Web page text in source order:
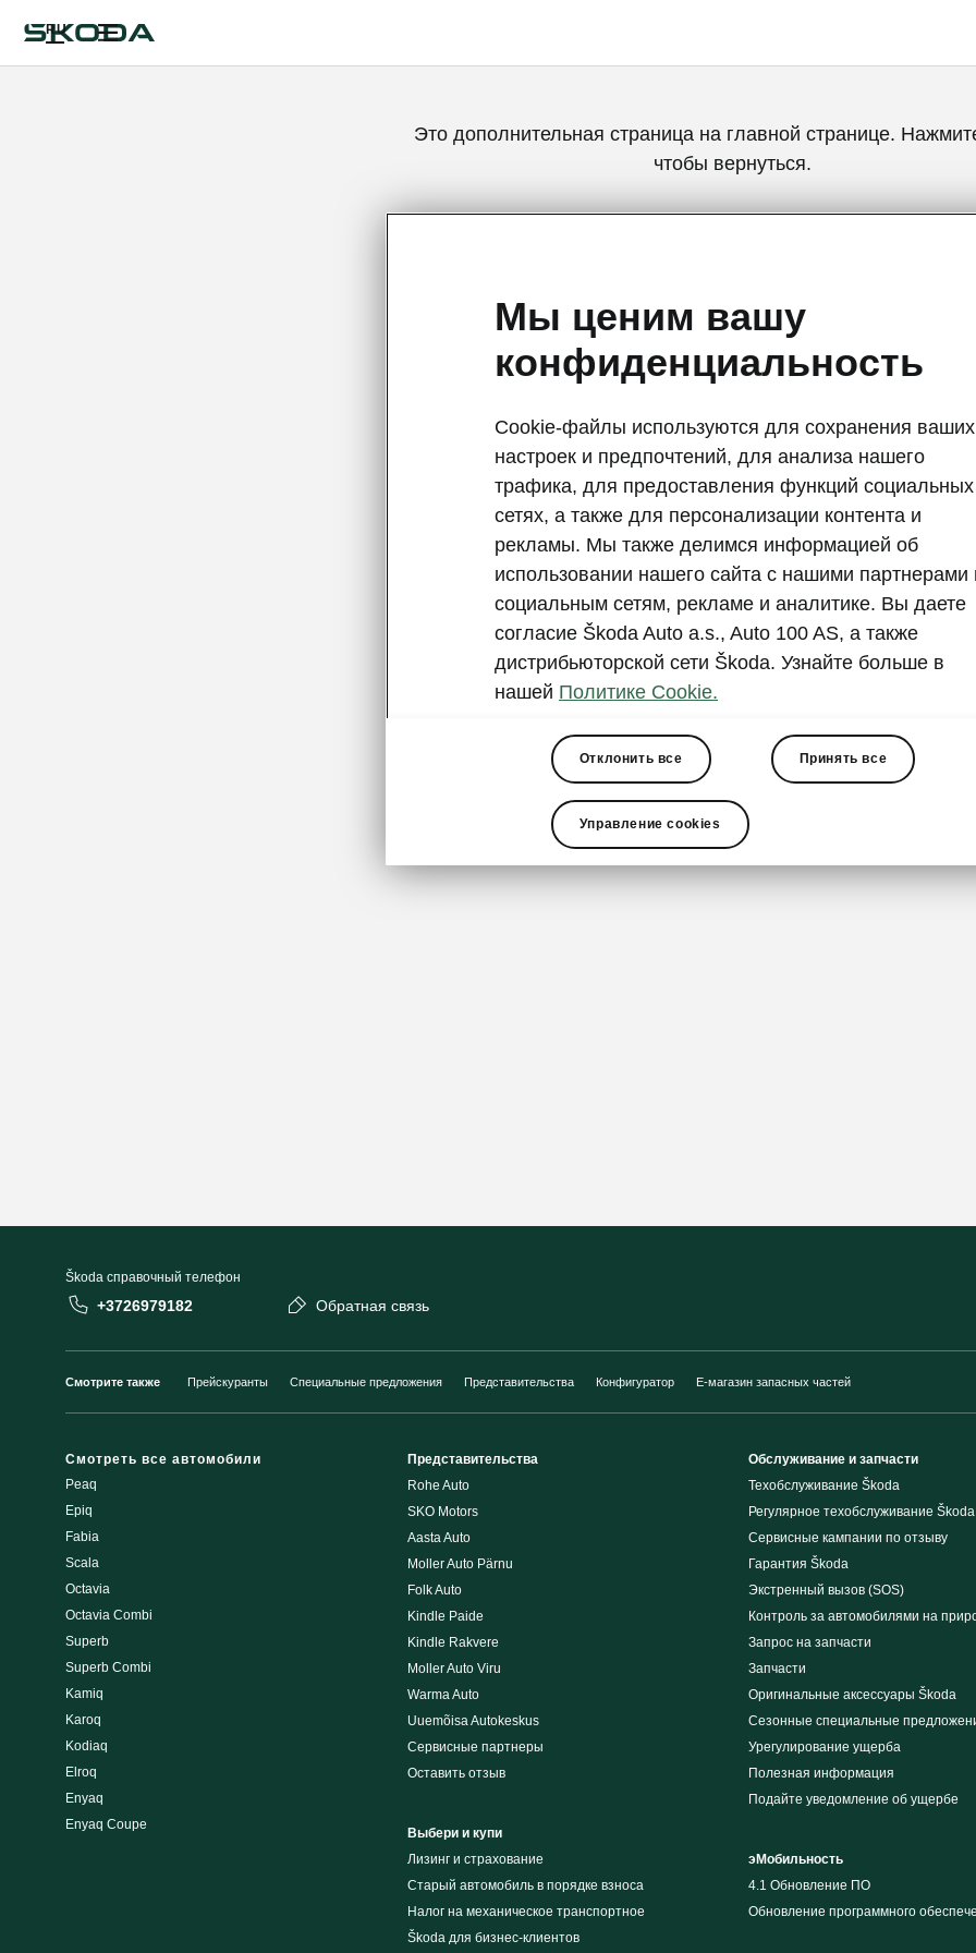
RU
Это дополнительная страница на главной странице.
чтобы вернуться.
Внутренние
Всегда
Большое
автомобилей
много –
чтобы они
практичные
багажного
ификсаторы
всегда
Škoda cправочный телефон
+3726979182 Обратная связь
Смотрите также Прейскуранты Специальные предложения Представительства Конфигуратор E-магазин запасных частей
Смотреть все автомобили
Peaq
Epiq
Fabia
Scala
Octavia
Octavia Combi
Superb
Superb Combi
Kamiq
Karoq
Kodiaq
Elroq
Enyaq
Enyaq Coupe
Представительства
Rohe Auto
SKO Motors
Aasta Auto
Moller Auto Pärnu
Folk Auto
Kindle Paide
Kindle Rakvere
Moller Auto Viru
Warma Auto
Uuemõisa Autokeskus
Сервисные партнеры
Оставить отзыв
Выбери и купи
Лизинг и cтрахование
Cтарый автомобиль в порядке взноса
Налог на механическое транспортное
Škoda для бизнес-клиентов
Обслуживание и запчасти
Техобслуживание Škoda
Регулярное техобслуживание Škoda
Сервисные кампании по отзыву
Гарантия Škoda
Экстренный вызов (SOS)
Контроль за автомобилями на
Запрос на запчасти
Запчасти
Оригинальные аксессуары Škoda
Сезонные специальные
Урегулирование ущерба
Полезная информация
Подайте уведомление об ущербе
эМобильность
4.1 Обновление ПО
Обновление программного
Мы ценим вашу
конфиденциальность
Cookie-файлы используются для сохранения ваших
настроек и предпочтений, для анализа нашего
трафика, для предоставления функций социальных
сетях, а также для персонализации контента и
рекламы. Мы также делимся информацией об
использовании нашего сайта с нашими партнерами
социальным сетям, рекламе и аналитике. Вы даете
согласие Škoda Auto a.s., Auto 100 AS, а также
дистрибьюторской сети Škoda. Узнайте больше в
нашей Политике Cookie.
Отклонить все Принять все
Управление cookies